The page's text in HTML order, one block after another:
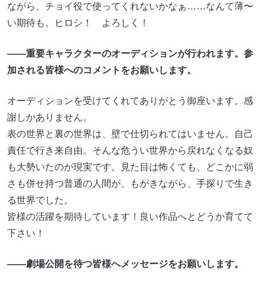
ながら、チョイ役で使ってくれないかなぁ……なんて薄〜
い期待も。ヒロシ！ よろしく！
――重要キャラクターのオーディションが行われます。参
加される皆様へのコメントをお願いします。
オーディションを受けてくれてありがとう御座います。感
謝しかありません。
表の世界と裏の世界は、壁で仕切られてはいません。自己
責任で行き来自由。そんな危うい世界から戻れなくなる奴
も大勢いたのが現実です。見た目は怖くても、どこかに弱
さも併せ持つ普通の人間が、もがきながら、手探りで生き
る世界でした。
皆様の活躍を期待しています！良い作品へとどうか育てて
下さい！
――劇場公開を待つ皆様へメッセージをお願いします。